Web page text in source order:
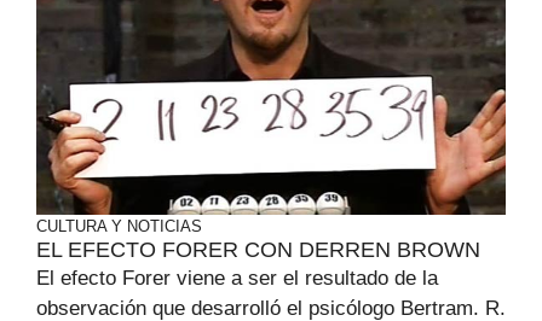
CULTURA Y NOTICIAS
EL EFECTO FORER CON DERREN BROWN
El efecto Forer viene a ser el resultado de la
observación que desarrolló el psicólogo Bertram. R.